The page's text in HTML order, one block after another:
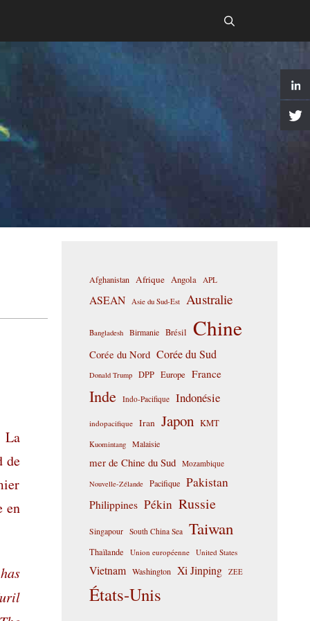
La
de
en
Afghanistan Afrique Angola APL
ASEAN Asie du Sud-Est Australie
Bangladesh Birmanie Brésil Chine
Corée du Nord Corée du Sud
Donald Trump DPP Europe France
Inde Indo-Pacifique Indonésie
indopacifique Iran Japon KMT
Kuomintang Malaisie
mer de Chine du Sud Mozambique
Nouvelle-Zélande Pacifique Pakistan
Philippines Pékin Russie
Singapour South China Sea Taiwan
Thaïlande Union européenne United States
Vietnam Washington Xi Jinping ZEE
États-Unis